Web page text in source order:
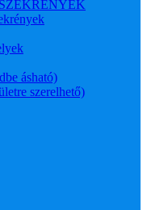
ásható)
szerelhető)